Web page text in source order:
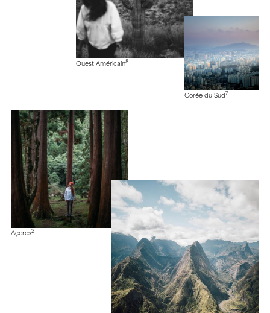
Ouest Américain8
Corée du Sud 7
Açores2